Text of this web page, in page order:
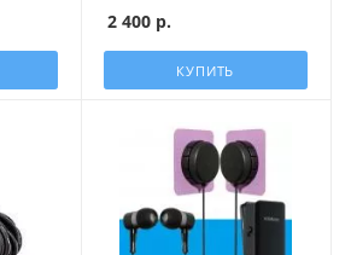
2 400р.
КУПИТЬ